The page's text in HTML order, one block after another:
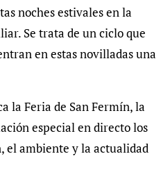
noches estivales en la
Se trata de un ciclo que
en estas novilladas una
la Feria de San Fermín, la
especial en directo los
el ambiente y la actualidad